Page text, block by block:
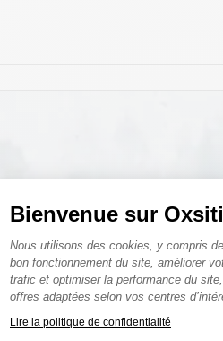
Bienvenue sur
Plateforme de
Nous utilisons des cookies, y compris
bon fonctionnement du site, améliorer
trafic et optimiser la performance du
offres adaptées selon vos centres
Lire la politique de confidentialitéAxeptio
PACK
mauvais temps. Des
vos sorties, rester à l’aise